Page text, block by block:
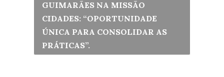
GUIMARÃES NA MISSÃO
CIDADES: “OPORTUNIDADE
ÚNICA PARA CONSOLIDAR AS
PRÁTICAS”.